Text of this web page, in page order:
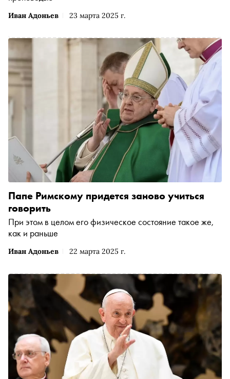
Иван Адоньев 23 марта 2025 г.
Иван Адоньев 22 марта 2025 г.
Папе Римскому придется заново учиться
говорить
При этом в целом его физическое состояние такое же,
как и раньше